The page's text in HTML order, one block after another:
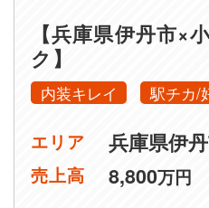
【兵庫県伊丹市×
ク】
内装キレイ 駅チカ/
エリア 兵庫県伊
売上高 8,800万円